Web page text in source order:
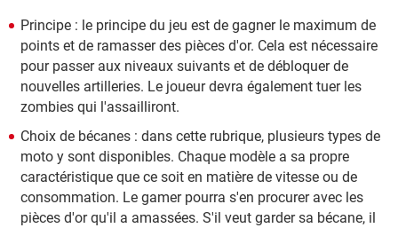
Principe : le principe du jeu est de gagner le maximum de
points et de ramasser des pièces d'or. Cela est nécessaire
pour passer aux niveaux suivants et de débloquer de
nouvelles artilleries. Le joueur devra également tuer les
zombies qui l'assailliront.
Choix de bécanes : dans cette rubrique, plusieurs types de
moto y sont disponibles. Chaque modèle a sa propre
caractéristique que ce soit en matière de vitesse ou de
consommation. Le gamer pourra s'en procurer avec les
pièces d'or qu'il a amassées. S'il veut garder sa bécane, il